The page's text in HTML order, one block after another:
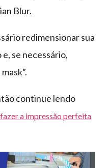
Blur.
redimensionar sua
e, se necessário,
continue lendo
a impressão perfeita